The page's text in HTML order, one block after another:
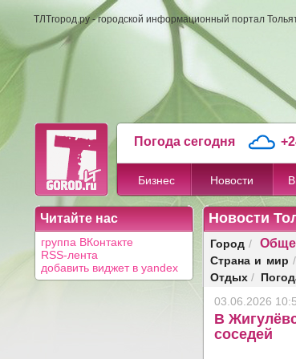
ТЛТгород.ру - городской информационный портал
Погода сегодня
Бизнес Новости
Читайте нас
группа ВКонтакте
RSS-лента
добавить виджет в yandex
Новости
Город /
Страна и мир /
Отдых /
03.06.2026
В
соседей